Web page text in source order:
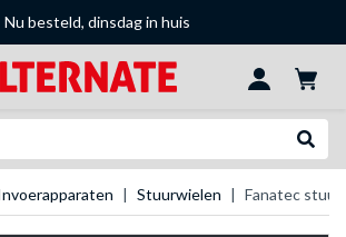
Nu besteld, dinsdag in huis
Stuurwielen Fanatec